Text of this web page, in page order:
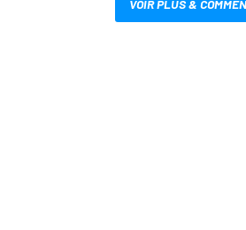
VOIR PLUS &